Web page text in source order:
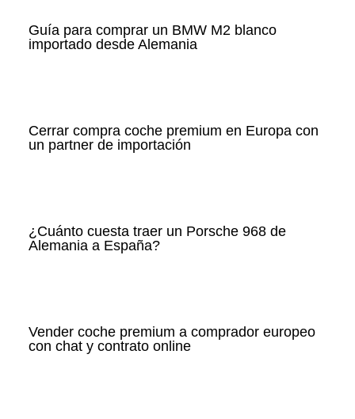
Guía para comprar un BMW M2 blanco
importado desde Alemania
Cerrar compra coche premium en Europa con
un partner de importación
¿Cuánto cuesta traer un Porsche 968 de
Alemania a España?
Vender coche premium a comprador europeo
con chat y contrato online